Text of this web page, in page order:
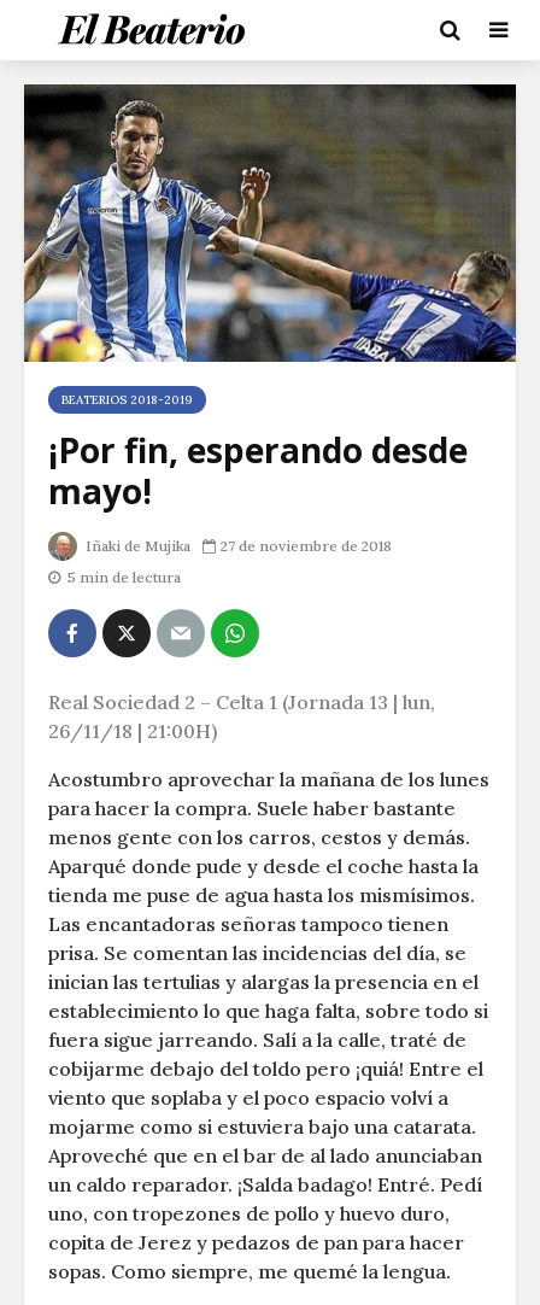
BEATERIOS 2018-2019
¡Por fin, esperando desde
mayo!
Iñaki de Mujika
27 de noviembre de 2018
5 min de lectura
Real Sociedad 2 – Celta 1 (Jornada 13 | lun,
26/11/18 | 21:00H)
Acostumbro aprovechar la mañana de los lunes
para hacer la compra. Suele haber bastante
menos gente con los carros, cestos y demás.
Aparqué donde pude y desde el coche hasta la
tienda me puse de agua hasta los mismísimos.
Las encantadoras señoras tampoco tienen
prisa. Se comentan las incidencias del día, se
inician las tertulias y alargas la presencia en el
establecimiento lo que haga falta, sobre todo si
fuera sigue jarreando. Salí a la calle, traté de
cobijarme debajo del toldo pero ¡quiá! Entre el
viento que soplaba y el poco espacio volví a
mojarme como si estuviera bajo una catarata.
Aproveché que en el bar de al lado anunciaban
un caldo reparador. ¡Salda badago! Entré. Pedí
uno, con tropezones de pollo y huevo duro,
copita de Jerez y pedazos de pan para hacer
sopas. Como siempre, me quemé la lengua.